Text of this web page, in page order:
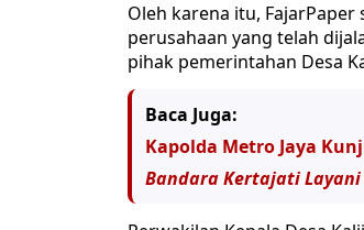
Oleh karena itu,
perusahaan yang telah
pihak pemerintahan Desa
Baca Juga:
Kapolda Metro Jaya
Bandara Kertajati Layani